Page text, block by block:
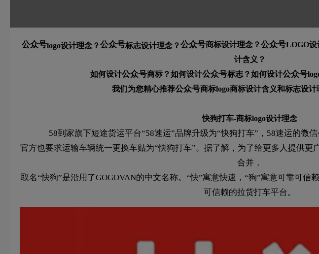
公众号logo设计理念？公众号标志设计理念？公众号商标设计理念？公众号LOGO设
计含义？
如何设计公众号商标？如何设计公众号标志？如何设计公众号
我们为您精心推荐公众号商标logo商标设计含义和标志设计
快狗打车-商标logo设计理念
58到家旗下短途货运平台“58速运”品牌升级为“快狗打车”，58速运的微
官方也要求运输车辆统一更换车贴为“快狗打车”。据了解，为了给更多人提供更
合并，
取名“快狗”是沿用了GOGOVAN的中文名称。“快”寓意快速，“狗”寓意可靠可
可信赖的拉货打车平台。